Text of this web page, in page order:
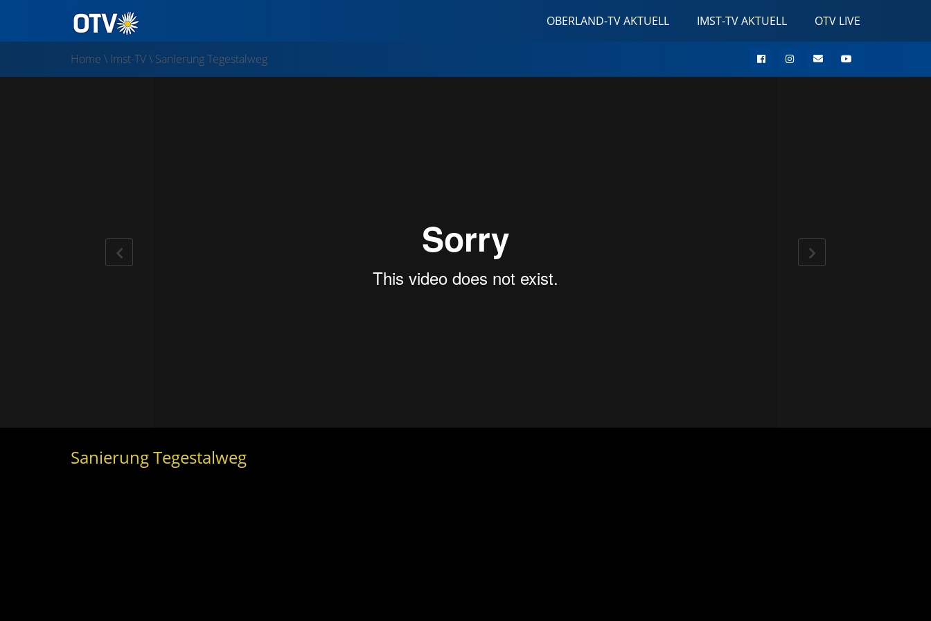
OBERLAND-TV AKTUELL IMST-TV AKTUELL OTV LIVE
Home \ Imst-TV\ Sanierung Tegestalweg
Sanierung Tegestalweg